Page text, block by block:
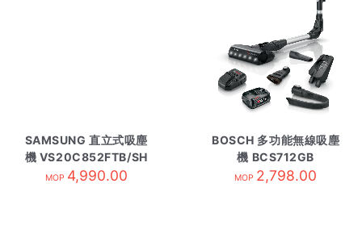
SAMSUNG 直立式吸塵
機 VS20C852FTB/SH
MOP 4,990.00
BOSCH 多功能無線吸塵
機 BCS712GB
MOP 2,798.00